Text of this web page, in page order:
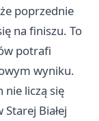
poprzednie
na finiszu. To
potrafi
wyniku.
nie liczą się
Białej